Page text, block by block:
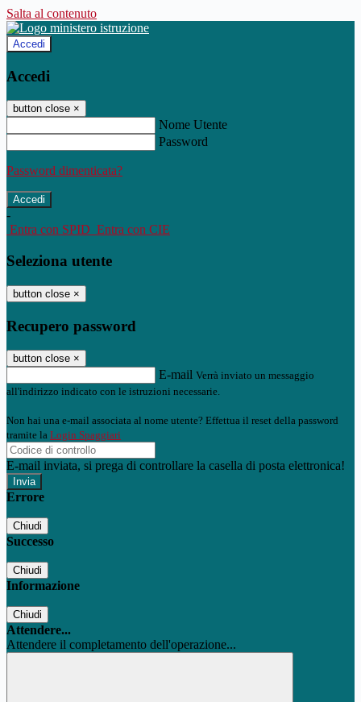
Salta al contenuto
Accedi
Accedi
button close ×
Nome Utente
Password
Password dimenticata?
-
Entra con SPID Entra con CIE
Seleziona utente
button close ×
Recupero password
button close ×
E-mail Verrà inviato un messaggio
all'indirizzo indicato con le istruzioni necessarie.
Non hai una e-mail associata al nome utente? Effettua il reset della password
tramite la Login Spaggiari
E-mail inviata, si prega di controllare la casella di posta elettronica!
Errore
Chiudi
Successo
Chiudi
Informazione
Chiudi
Attendere...
Attendere il completamento dell'operazione...